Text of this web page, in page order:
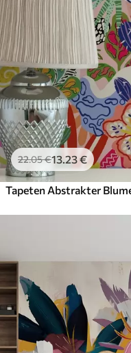
22.05€13.23€